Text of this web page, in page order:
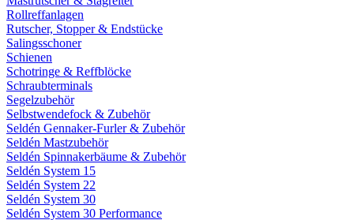
Rollreffanlagen
Rutscher, Stopper & Endstücke
Salingsschoner
Schienen
Schotringe & Reffblöcke
Schraubterminals
Segelzubehör
Selbstwendefock & Zubehör
Seldén Gennaker-Furler & Zubehör
Seldén Mastzubehör
Seldén Spinnakerbäume & Zubehör
Seldén System 15
Seldén System 22
Seldén System 30
Seldén System 30 Performance